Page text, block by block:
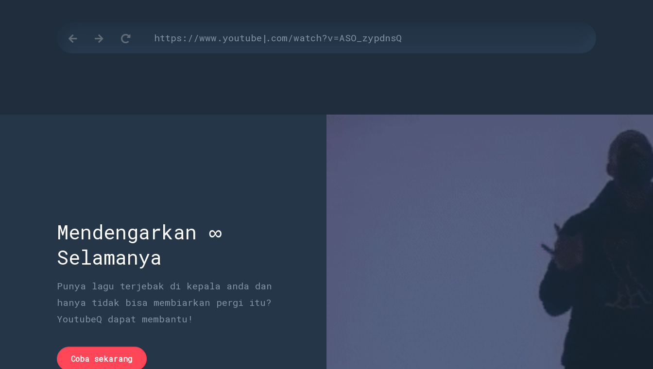
https://www.youtube q |.com/watch?v=ASO_zypdnsQ
Mendengarkan ∞
Selamanya
Punya lagu terjebak di kepala anda dan
hanya tidak bisa membiarkan pergi itu?
YoutubeQ dapat membantu!
Coba sekarang